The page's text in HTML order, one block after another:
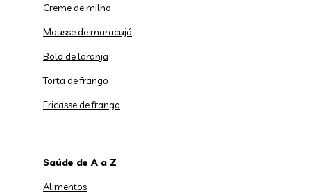
Creme de milho
Mousse de maracujá
Bolo de laranja
Torta de frango
Fricasse de frango
Saúde de A a Z
Alimentos